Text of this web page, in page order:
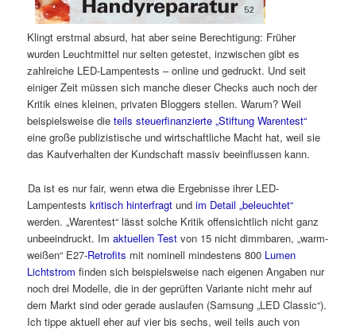
Klingt erstmal absurd, hat aber seine Berechtigung: Früher
wurden Leuchtmittel nur selten getestet, inzwischen gibt es
zahlreiche LED-Lampentests – online und gedruckt. Und seit
einiger Zeit müssen sich manche dieser Checks auch noch der
Kritik eines kleinen, privaten Bloggers stellen. Warum? Weil
beispielsweise dieteils steuerfinanzierte „Stiftung Warentest“
eine große publizistische und wirtschaftliche Macht hat, weil sie
das Kaufverhalten der Kundschaft massiv beeinflussen kann.
Da ist es nur fair, wenn etwa die Ergebnisse ihrer LED-
Lampentestskritisch hinterfragt undim Detail „beleuchtet“
werden. „Warentest“ lässt solche Kritik offensichtlich nicht ganz
unbeeindruckt. Imaktuellen Test von 15 nicht dimmbaren, „warm-
weißen“ E27-Retrofits mit nominell mindestens 800 Lumen
Lichtstrom finden sich beispielsweise nach eigenen Angaben nur
noch drei Modelle, die in der geprüften Variante nicht mehr auf
dem Markt sind oder gerade auslaufen (Samsung „LED Classic“).
Ich tippe aktuell eher auf vier bis sechs, weil teils auch von